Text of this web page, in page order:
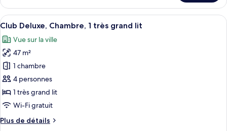
très
grand
lit
le
type
de
Chambre
Deluxe,
très
grand
lit
Afficher
toutes
les
photos
pour
ce
type
de
chambre :
Club
Club Deluxe, Chambre, 1 très grand
20
Club Deluxe, Chambre, 1 très grand lit
Vue sur la ville
47 m²
1 chambre
4 personnes
1 très grand lit
Wi-Fi gratuit
Plus de détails
Plus